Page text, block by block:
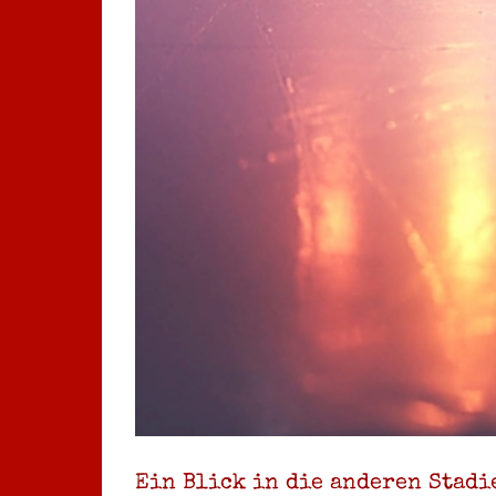
Ein Blick in die anderen